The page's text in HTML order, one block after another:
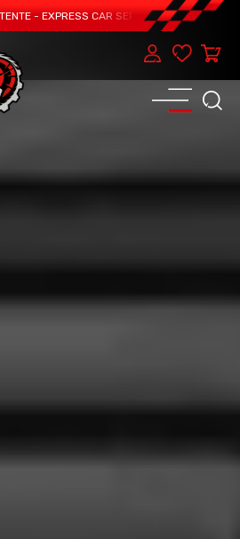
- EXPRESS CAR SERVICE, MANUTENÇÃO DO